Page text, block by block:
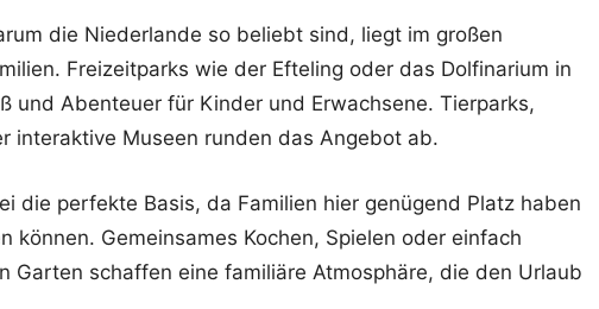
die Niederlande so beliebt sind, liegt im großen
Freizeitparks wie der Efteling oder das Dolfinarium in
und Abenteuer für Kinder und Erwachsene. Tierparks,
interaktive Museen runden das Angebot ab.
die perfekte Basis, da Familien hier genügend Platz haben
können. Gemeinsames Kochen, Spielen oder einfach
Garten schaffen eine familiäre Atmosphäre, die den Urlaub